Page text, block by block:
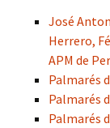
José
Herrero,
APM de
Palmarés
Palmarés
Palmarés